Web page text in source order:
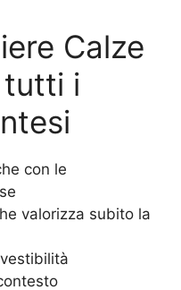
Calze
tutti i
con le
valorizza subito la